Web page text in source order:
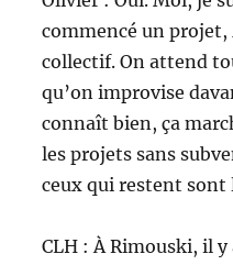
commencé un projet,
collectif. On attend
qu’on improvise
connaît bien, ça
les projets sans
ceux qui restent sont
CLH : À Rimouski, il